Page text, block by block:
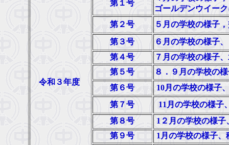
令和３年度
第１号
ゴールデンウイー
第２号
５月の学校の様子
第３号
６月の学校の様子
第４号
７月の学校の様子
第５号
８．９月の学校の
第６号
10月の学校の様子
第７号
11月の学校の様
第８号
1２月の学校の様
第９号
1月の学校の様子